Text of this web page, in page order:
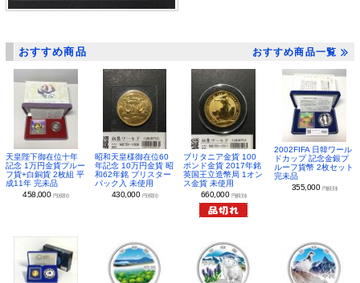
おすすめ商品 おすすめ商品一覧
天皇陛下御在位十年
記念 1万円金貨プルー
フ貨+白銅貨 2枚組 平
成11年 完未品
458,000 円(税別)
昭和天皇様御在位60
年記念 10万円金貨 昭
和62年銘 ブリスター
パック入 未使用
430,000 円(税別)
ブリタニア金貨 100
ポンド金貨 2017年銘
英国王立造幣局 1オン
ス金貨 未使用
660,000 円(税別)
2002FIFA 日韓ワール
ドカップ 記念金銀プ
ルーフ貨幣 2枚セット
完未品
355,000 円(税別)